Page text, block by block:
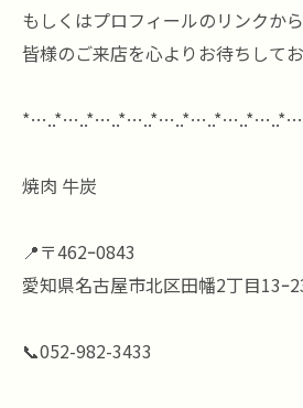
もしくはプロフィールのリンクか
皆様のご来店を心よりお待ちして
焼肉 牛炭
📍〒462ｰ0843
愛知県名古屋市北区田幡2丁目13ｰ
📞052-982-3433